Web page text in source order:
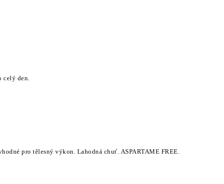
den.
pro tělesný výkon. Lahodná chuť. ASPARTAME FREE.